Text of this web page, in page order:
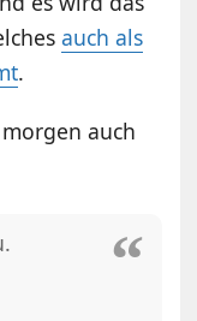
auch als
.
auch